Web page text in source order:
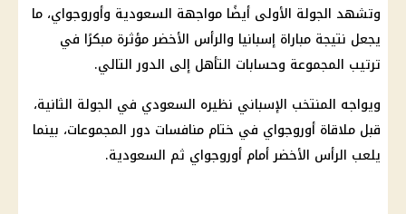
وتشهد الجولة الأولى أيضًا مواجهة السعودية وأوروجواي، ما
يجعل نتيجة مباراة إسبانيا والرأس الأخضر مؤثرة مبكرًا في
ترتيب المجموعة وحسابات التأهل إلى الدور التالي.
ويواجه المنتخب الإسباني نظيره السعودي في الجولة الثانية،
قبل ملاقاة أوروجواي في ختام منافسات دور المجموعات، بينما
يلعب الرأس الأخضر أمام أوروجواي ثم السعودية.